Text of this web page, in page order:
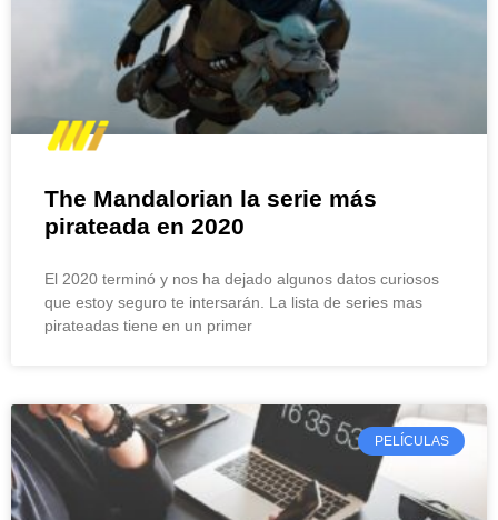
The Mandalorian la serie más
pirateada en 2020
El 2020 terminó y nos ha dejado algunos datos curiosos
que estoy seguro te intersarán. La lista de series mas
pirateadas tiene en un primer
PELÍCULAS